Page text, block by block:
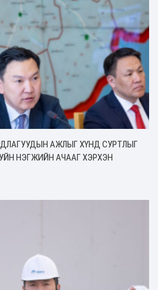
АЖЛЫГ ХҮНД СУРТЛЫГ
НЭГЖИЙН АЧААГ ХЭРХЭН